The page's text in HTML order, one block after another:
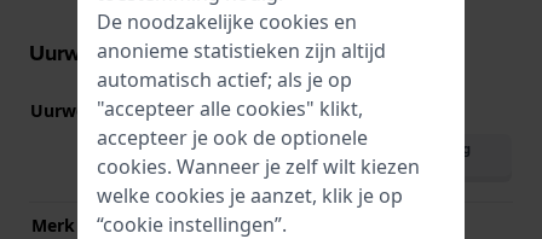
Uurwerk informatie
Uurwerk nr. JS25( Bekijk specificaties
Download handleiding
(English)
Merk uurwerk
Miyota
De noodzakelijke cookies en
anonieme statistieken zijn altijd
automatisch actief; als je op
"accepteer alle cookies" klikt,
accepteer je ook de optionele
cookies. Wanneer je zelf wilt kiezen
welke cookies je aanzet, klik je op
“cookie instellingen”.